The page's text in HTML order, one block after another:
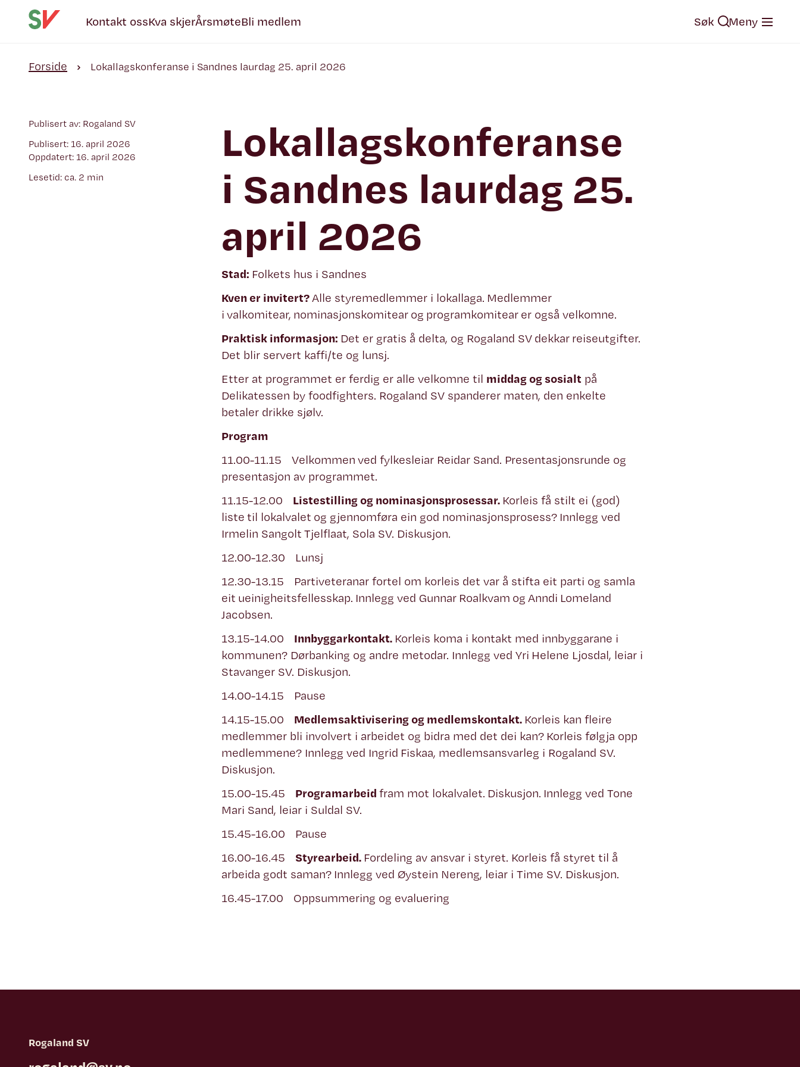
Kontakt ossKva skjerÅrsmøteBli medlem Søk Meny
Forside Lokallagskonferanse i Sandnes laurdag 25. april 2026
Publisert av: Rogaland SV
Publisert: 16. april 2026
Oppdatert: 16. april 2026
Lesetid: ca. 2 min
Lokallagskonferanse
i Sandnes laurdag 25.
april 2026
Stad: Folkets hus i Sandnes
Kven er invitert?Alle styremedlemmer i lokallaga. Medlemmer
i valkomitear, nominasjonskomitear og programkomitear er også velkomne.
Praktisk informasjon: Det er gratis å delta, og Rogaland SV dekkar reiseutgifter.
Det blir servert kaffi/te og lunsj.
Etter at programmet er ferdig er alle velkomne til middag og sosialt på
Delikatessen by foodfighters. Rogaland SV spanderer maten, den enkelte
betaler drikke sjølv.
Program
11.00-11.15 Velkommen ved fylkesleiar Reidar Sand. Presentasjonsrunde og
presentasjon av programmet.
11.15-12.00 Listestilling og nominasjonsprosessar. Korleis få stilt ei (god)
liste til lokalvalet og gjennomføra ein god nominasjonsprosess? Innlegg ved
Irmelin Sangolt Tjelflaat, Sola SV. Diskusjon.
12.00-12.30 Lunsj
12.30-13.15 Partiveteranar fortel om korleis det var å stifta eit parti og samla
eit ueinigheitsfellesskap. Innlegg ved Gunnar Roalkvam og Anndi Lomeland
Jacobsen.
13.15-14.00 Innbyggarkontakt. Korleis koma i kontakt med innbyggarane i
kommunen? Dørbanking og andre metodar. Innlegg ved Yri Helene Ljosdal, leiar i
Stavanger SV. Diskusjon.
14.00-14.15 Pause
14.15-15.00 Medlemsaktivisering og medlemskontakt. Korleis kan fleire
medlemmer bli involvert i arbeidet og bidra med det dei kan? Korleis følgja opp
medlemmene? Innlegg ved Ingrid Fiskaa, medlemsansvarleg i Rogaland SV.
Diskusjon.
15.00-15.45 Programarbeidfram mot lokalvalet. Diskusjon. Innlegg ved Tone
Mari Sand, leiar i Suldal SV.
15.45-16.00 Pause
16.00-16.45 Styrearbeid. Fordeling av ansvar i styret. Korleis få styret til å
arbeida godt saman? Innlegg ved Øystein Nereng, leiar i Time SV. Diskusjon.
16.45-17.00 Oppsummering og evaluering
Rogaland SV